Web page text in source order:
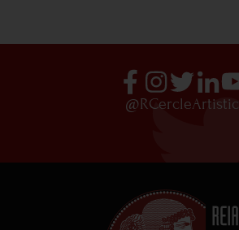
@RCercleArtistic